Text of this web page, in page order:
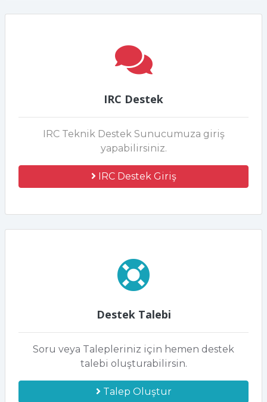
IRC Destek
IRC Teknik Destek Sunucumuza giriş
yapabilirsiniz.
IRC Destek Giriş
Destek Talebi
Soru veya Talepleriniz için hemen destek
talebi oluşturabilirsin.
Talep Oluştur